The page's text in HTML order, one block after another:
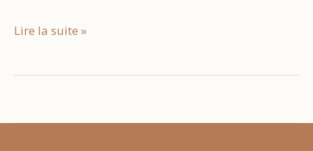
Un
qui
Lire la suite »